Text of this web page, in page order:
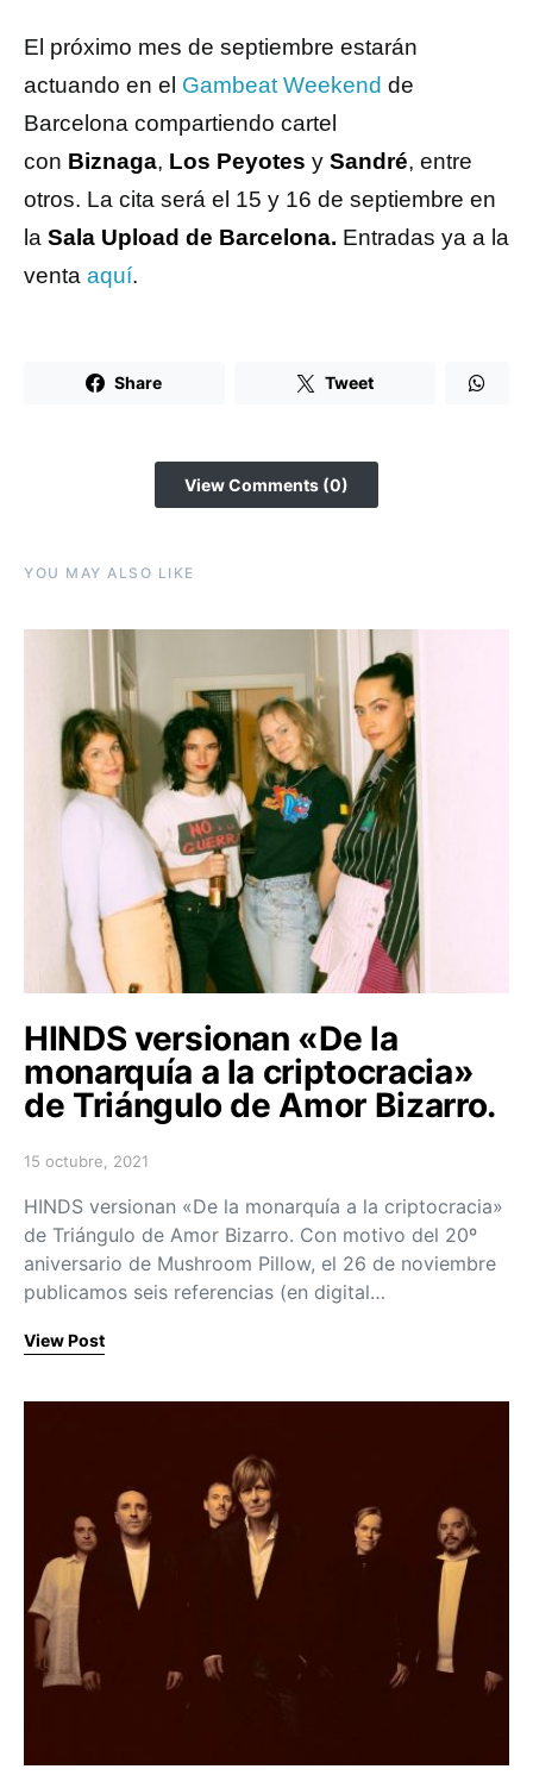
El próximo mes de septiembre estarán
actuando en el Gambeat Weekend de
Barcelona compartiendo cartel
con Biznaga, Los Peyotes y Sandré, entre
otros. La cita será el 15 y 16 de septiembre en
la Sala Upload de Barcelona. Entradas ya a la
venta aquí.
Share Tweet
View Comments (0)
YOU MAY ALSO LIKE
HINDS versionan «De la
monarquía a la criptocracia»
de Triángulo de Amor Bizarro.
Posted on
15 octubre, 2021
HINDS versionan «De la monarquía a la criptocracia»
de Triángulo de Amor Bizarro. Con motivo del 20º
aniversario de Mushroom Pillow, el 26 de noviembre
publicamos seis referencias (en digital…
View Post